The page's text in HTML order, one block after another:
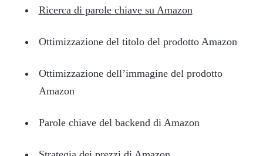
Ricerca di parole chiave su Amazon
Ottimizzazione del titolo del prodotto Amazon
Ottimizzazione dell’immagine del prodotto
Amazon
Parole chiave del backend di Amazon